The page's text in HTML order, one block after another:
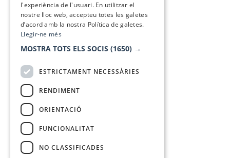
l'experiència de l'usuari. En utilitzar el
nostre lloc web, accepteu totes les galetes
d’acord amb la nostra Política de galetes.
Llegir-ne més
MOSTRA TOTS ELS SOCIS (1650) →
ESTRICTAMENT NECESSÀRIES
RENDIMENT
ORIENTACIÓ
FUNCIONALITAT
NO CLASSIFICADES